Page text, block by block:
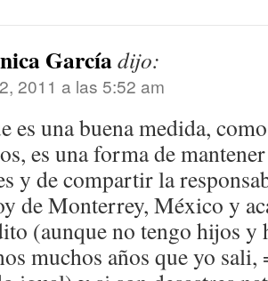
Garcíadijo:
2011 a las 5:52 am
es una buena medida,
es una forma de
y de compartir la
de Monterrey, México y
(aunque no tengo hijos
muchos años que yo